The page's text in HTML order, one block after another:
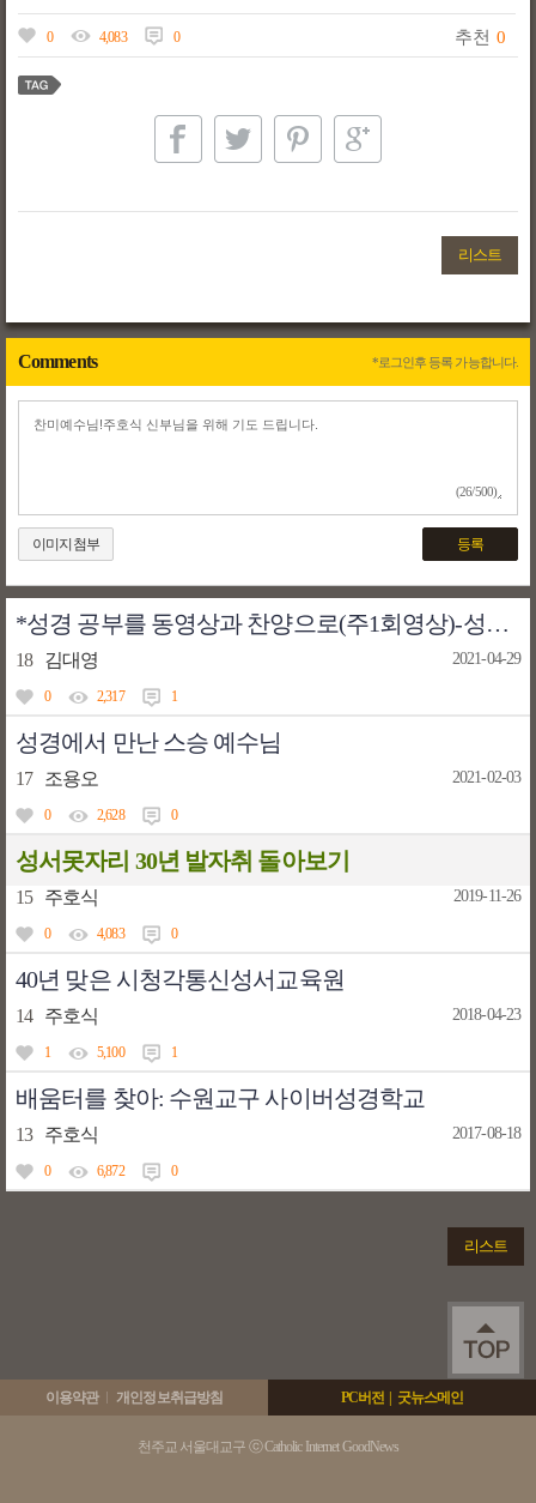
0 4,083 0 추천 0
리스트
Comments *로그인후 등록 가능합니다.
(26/500)
이미지첨부 등록
*성경 공부를 동영상과 찬양으로(주1회영상)-성경 통독하시는분은-참좋아요
18 김대영 2021-04-29
0 2,317 1
성경에서 만난 스승 예수님
17 조용오 2021-02-03
0 2,628 0
성서못자리 30년 발자취 돌아보기
15 주호식 2019-11-26
0 4,083 0
40년 맞은 시청각통신성서교육원
14 주호식 2018-04-23
1 5,100 1
배움터를 찾아: 수원교구 사이버성경학교
13 주호식 2017-08-18
0 6,872 0
리스트
이용약관 개인정보취급방침 PC버전 굿뉴스메인
천주교 서울대교구 ⓒ Catholic Internet GoodNews